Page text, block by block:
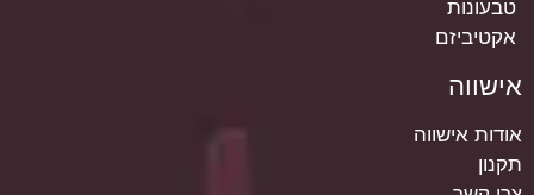
טבעונות
אקטיביזם
אישווה
אודות אישווה
תקנון